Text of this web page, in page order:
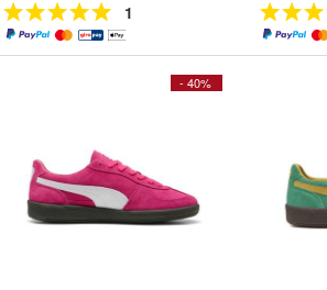
1
- 40%